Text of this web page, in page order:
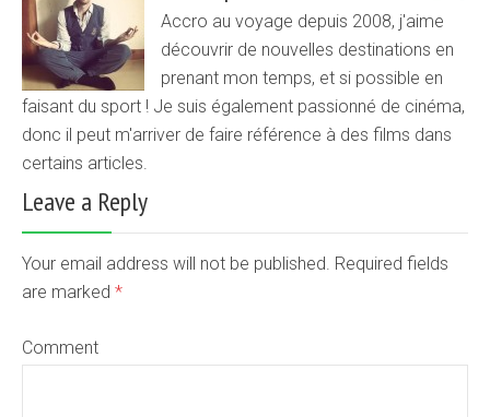
Accro au voyage depuis 2008, j'aime
découvrir de nouvelles destinations en
prenant mon temps, et si possible en
faisant du sport ! Je suis également passionné de cinéma,
donc il peut m'arriver de faire référence à des films dans
certains articles.
Leave a Reply
Your email address will not be published. Required fields
are marked *
Comment